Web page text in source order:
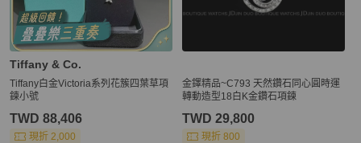
Tiffany & Co.
Tiffany白金Victoria系列花簇四葉草項
鍊小號
TWD 88,406
現折 2,000
金鐸精品~C793 天然鑽石同心圓時運
轉動造型18白K金鑽石項鍊
TWD 29,800
現折 800